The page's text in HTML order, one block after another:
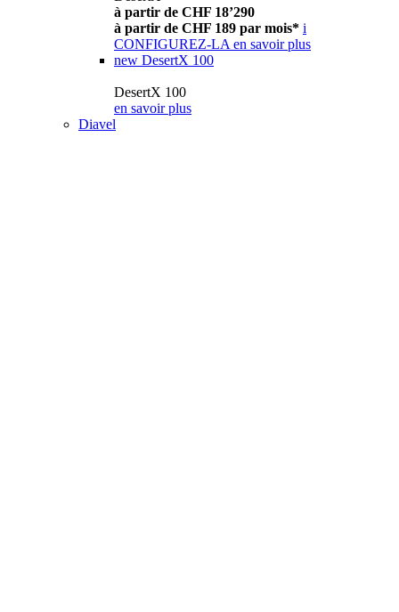
à partir de CHF 18’290
à partir de CHF 189 par mois* i
CONFIGUREZ-LA en savoir plus
new DesertX 100
DesertX 100
en savoir plus
Diavel